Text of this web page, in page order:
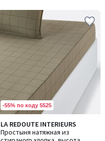
-55% по коду 5525
LA REDOUTE INTERIEURS
Простыня натяжная из
4,9
/ 5